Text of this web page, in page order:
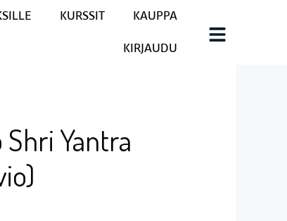
KURSSIT
KAUPPA
KIRJAUDU
Yantra